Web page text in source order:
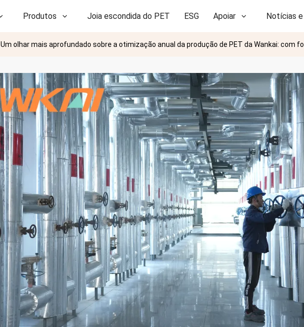
Produtos Joia escondida do PET ESG Apoiar Notícias
Um olhar mais aprofundado sobre a otimização anual da produção de PET da Wankai: com